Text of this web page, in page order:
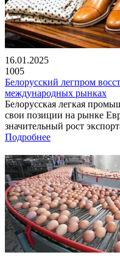
16.01.2025
1005
Белорусский легпром
международных рынках
Белорусская легкая
свои позиции на рынке
значительный рост
Подробнее